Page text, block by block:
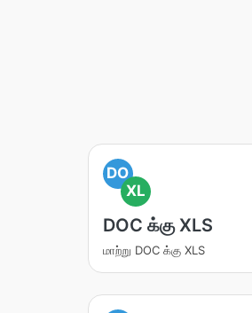
DO
XL
DOC க்கு XLS
மாற்று DOC க்கு XLS